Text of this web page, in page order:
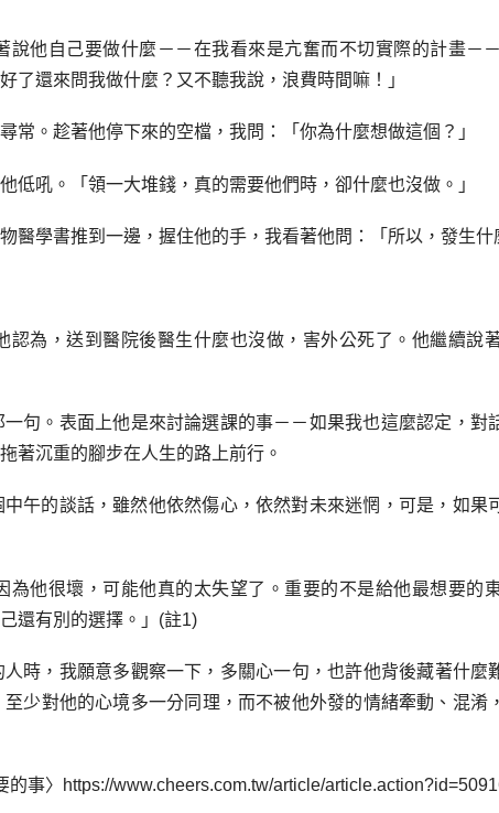
他自己要做什麼－－在我看來是亢奮而不切實際的計畫－
了還來問我做什麼？又不聽我說，浪費時間嘛！」
常。趁著他停下來的空檔，我問：「你為什麼想做這個？」
低吼。「領一大堆錢，真的需要他們時，卻什麼也沒做。」
醫學書推到一邊，握住他的手，我看著他問：「所以，發生什
為，送到醫院後醫生什麼也沒做，害外公死了。他繼續說
句。表面上他是來討論選課的事－－如果我也這麼認定，對
著沉重的腳步在人生的路上前行。
午的談話，雖然他依然傷心，依然對未來迷惘，可是，如果
他很壞，可能他真的太失望了。重要的不是給他最想要的
還有別的選擇。」(註1)
時，我願意多觀察一下，多關心一句，也許他背後藏著什麼
少對他的心境多一分同理，而不被他外發的情緒牽動、混淆
的事〉https://www.cheers.com.tw/article/